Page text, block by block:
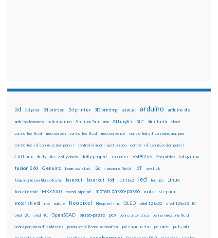
3d 3d print 3d printed 3d printer 3D printing adafruit arduino arduino ide
arduino leonardo arduino uno Arduino Yún arm Attiny85 BLE bluetooth cloud
controlled fluid injection pen controlled fluid injection pencil controlled silicon injection pen
controlled silicon injection pencil control silicon injection pen control silicon injection pencil
CtrlJ pen dolly foto dolly photo dolly project encoder ESP8266 fibra ottica fotografia
fusion 360 Genuino home assistant i2c iniezione fluidi IoT joystick
lampadario con fibre ottiche lasercut laser cut lcd lcd 16x2 led led rgb Linux
luci di natale MKR1000 motori bipolari motori passo-passo motori stepper
motor shield nas natale Neopixel Neopixel ring OLED oled 128x32 oled 128x32 IIC
oled i2C oled IIC OpenSCAD passo-passo pcb penna automatica penna iniezione fluidi
penna per pasta di saldatura penna per silicone automatica potenziometro pulsante pulsanti